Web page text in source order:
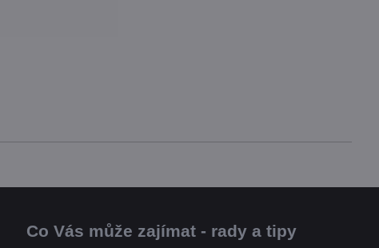
Co Vás může zajímat - rady a tipy